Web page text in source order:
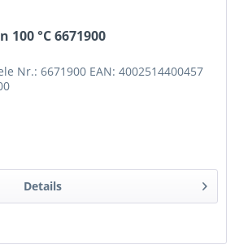
°C 6671900
Nr.: 6671900 EAN: 4002514400457
Details